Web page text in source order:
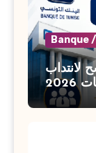
Banque
لانتداب
عديد الاختصاصات 2026 / Concours BT